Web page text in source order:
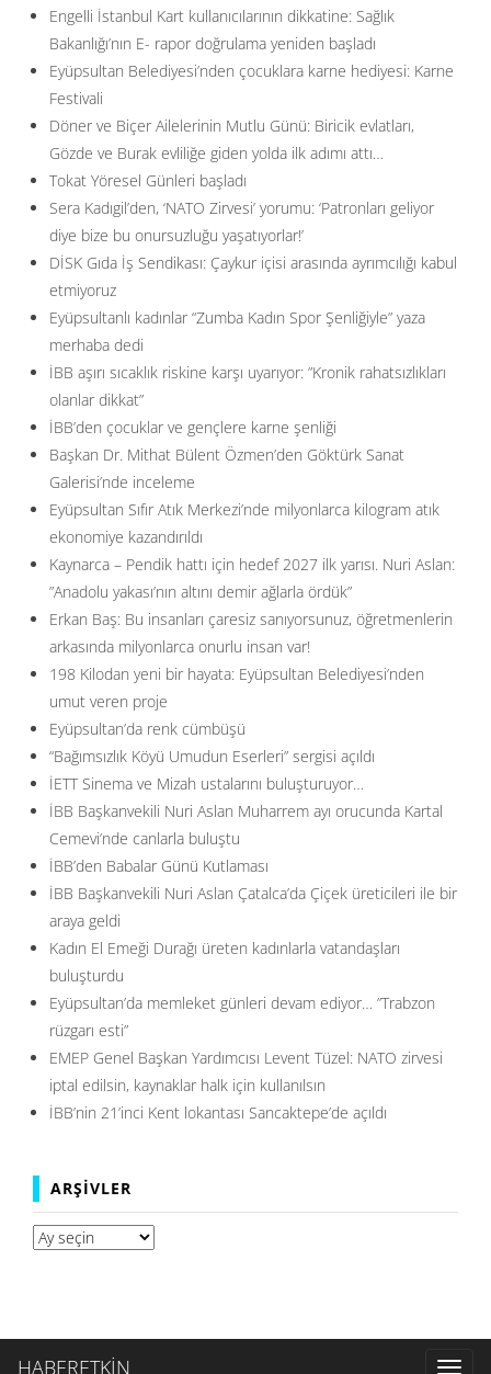
Engelli İstanbul Kart kullanıcılarının dikkatine: Sağlık
Bakanlığı’nın E- rapor doğrulama yeniden başladı
Eyüpsultan Belediyesi’nden çocuklara karne hediyesi: Karne
Festivali
Döner ve Biçer Ailelerinin Mutlu Günü: Biricik evlatları,
Gözde ve Burak evliliğe giden yolda ilk adımı attı…
Tokat Yöresel Günleri başladı
Sera Kadıgil’den, ‘NATO Zirvesi’ yorumu: ‘Patronları geliyor
diye bize bu onursuzluğu yaşatıyorlar!’
DİSK Gıda İş Sendikası: Çaykur içisi arasında ayrımcılığı kabul
etmiyoruz
Eyüpsultanlı kadınlar “Zumba Kadın Spor Şenliğiyle” yaza
merhaba dedi
İBB aşırı sıcaklık riskine karşı uyarıyor: ”Kronik rahatsızlıkları
olanlar dikkat”
İBB’den çocuklar ve gençlere karne şenliği
Başkan Dr. Mithat Bülent Özmen’den Göktürk Sanat
Galerisi’nde inceleme
Eyüpsultan Sıfır Atık Merkezi’nde milyonlarca kilogram atık
ekonomiye kazandırıldı
Kaynarca – Pendik hattı için hedef 2027 ilk yarısı. Nuri Aslan:
”Anadolu yakası’nın altını demir ağlarla ördük”
Erkan Baş: Bu insanları çaresiz sanıyorsunuz, öğretmenlerin
arkasında milyonlarca onurlu insan var!
198 Kilodan yeni bir hayata: Eyüpsultan Belediyesi’nden
umut veren proje
Eyüpsultan’da renk cümbüşü
“Bağımsızlık Köyü Umudun Eserleri” sergisi açıldı
İETT Sinema ve Mizah ustalarını buluşturuyor…
İBB Başkanvekili Nuri Aslan Muharrem ayı orucunda Kartal
Cemevi’nde canlarla buluştu
İBB’den Babalar Günü Kutlaması
İBB Başkanvekili Nuri Aslan Çatalca’da Çiçek üreticileri ile bir
araya geldi
Kadın El Emeği Durağı üreten kadınlarla vatandaşları
buluşturdu
Eyüpsultan’da memleket günleri devam ediyor… ”Trabzon
rüzgarı esti”
EMEP Genel Başkan Yardımcısı Levent Tüzel: NATO zirvesi
iptal edilsin, kaynaklar halk için kullanılsın
İBB’nin 21’inci Kent lokantası Sancaktepe’de açıldı
ARŞIVLER
Arşivler
HABERETKİN